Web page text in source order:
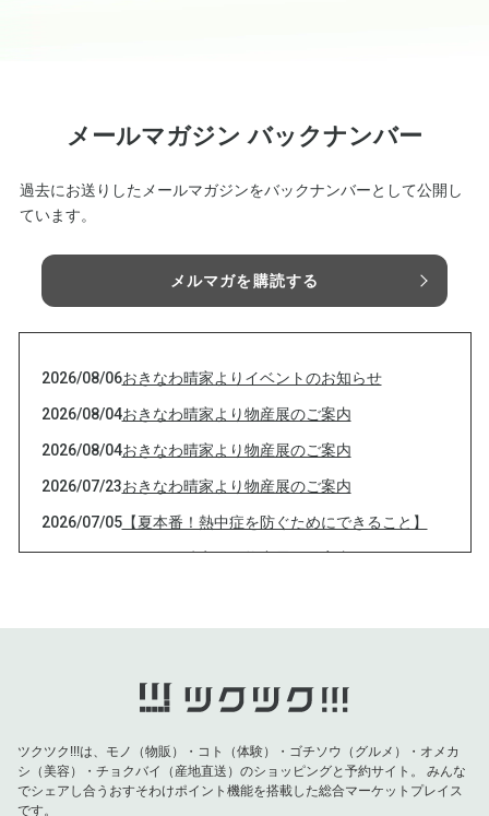
メールマガジン バックナンバー
過去にお送りしたメールマガジンをバックナンバーとして公開し
ています。
メルマガを購読する
2026/08/06おきなわ晴家よりイベントのお知らせ
2026/08/04おきなわ晴家より物産展のご案内
2026/08/04おきなわ晴家より物産展のご案内
2026/07/23おきなわ晴家より物産展のご案内
2026/07/05【夏本番！熱中症を防ぐためにできること】
2026/07/01おきなわ晴家より物産展のご案内
2026/07/01おきなわ晴家より物産展のご案内
おきなわ晴家よりイベントのご案内
り物！対象商品が10％OFF！
2026/06/04 【重要】おきなわ晴家より黒糖バラエティ 終売
ツクツク!!!は、モノ（物販）・コト（体験）・ゴチソウ（グルメ）・オメカ
シ（美容）・チョクバイ（産地直送）のショッピングと予約サイト。
みんな
でシェアし合うおすそわけポイント機能を搭載した総合マーケットプレイス
です。